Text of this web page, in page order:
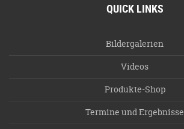
QUICK LINKS
Bildergalerien
Videos
Produkte-Shop
Termine und Ergebnisse